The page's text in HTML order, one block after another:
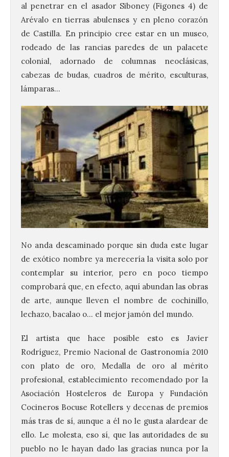
al penetrar en el asador Siboney (Figones 4) de
Arévalo en tierras abulenses y en pleno corazón
de Castilla. En principio cree estar en un museo,
rodeado de las rancias paredes de un palacete
colonial, adornado de columnas neoclásicas,
cabezas de budas, cuadros de mérito, esculturas,
lámparas…
No anda descaminado porque sin duda este lugar
de exótico nombre ya merecería la visita solo por
contemplar su interior, pero en poco tiempo
comprobará que, en efecto, aquí abundan las obras
de arte, aunque lleven el nombre de cochinillo,
lechazo, bacalao o… el mejor jamón del mundo.
El artista que hace posible esto es Javier
Rodríguez, Premio Nacional de Gastronomía 2010
con plato de oro, Medalla de oro al mérito
profesional, establecimiento recomendado por la
Asociación Hosteleros de Europa y Fundación
Cocineros Bocuse Rotellers y decenas de premios
más tras de sí, aunque a él no le gusta alardear de
ello. Le molesta, eso sí, que las autoridades de su
pueblo no le hayan dado las gracias nunca por la